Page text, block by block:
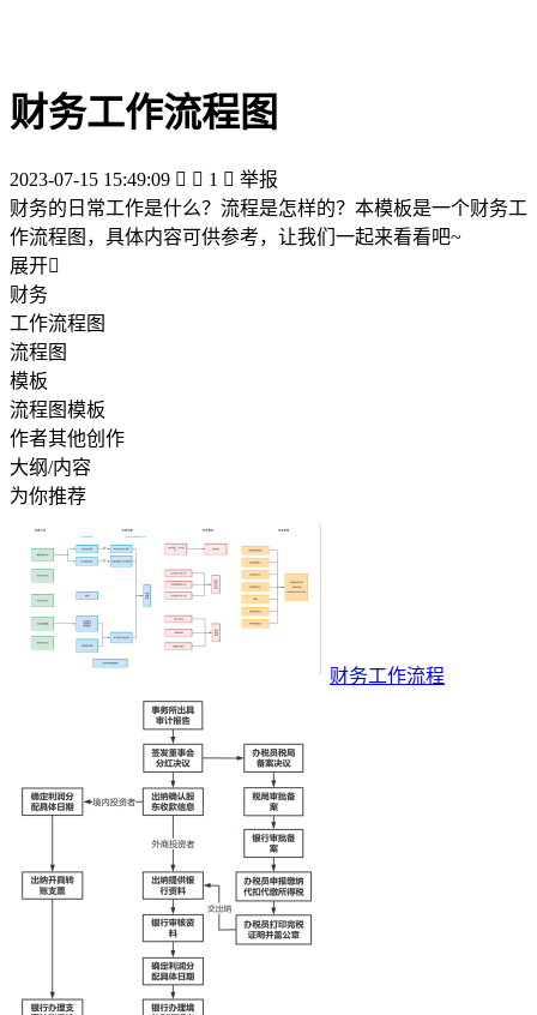
财务工作流程图
2023-07-15 15:49:09   1  举报
财务的日常工作是什么？流程是怎样的？本模板是一个财务工
作流程图，具体内容可供参考，让我们一起来看看吧~
展开
财务
工作流程图
流程图
模板
流程图模板
作者其他创作
大纲/内容
为你推荐
财务工作流程